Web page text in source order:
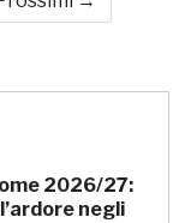
2026/27:
negli